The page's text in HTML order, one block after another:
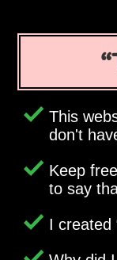
This
don't
Keep
to say
I created